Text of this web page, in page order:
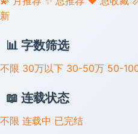
新
📊 字数筛选
不限 30万以下 30-50万 50-
📖 连载状态
不限 连载中 已完结